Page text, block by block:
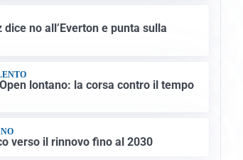
dice no all’Everton e punta sulla
lontano: la corsa contro il tempo
verso il rinnovo fino al 2030